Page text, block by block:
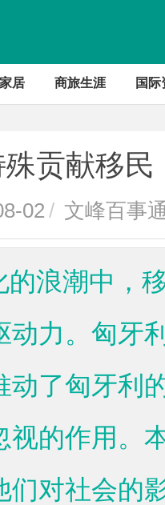
居 商旅生涯 国际
贡献移
02 / 文峰百事
的浪潮中，
动力。匈牙
动了匈牙利
视的作用。
们对社会的